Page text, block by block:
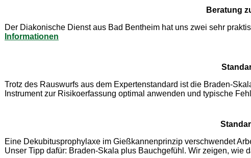
Beratung
Der Diakonische Dienst aus Bad Bentheim hat uns zwei sehr
Informationen
Trotz des Rauswurfs aus dem Expertenstandard ist die Braden-
Instrument zur Risikoerfassung optimal anwenden und typische
Eine Dekubitusprophylaxe im Gießkannenprinzip verschwendet
Unser Tipp dafür: Braden-Skala plus Bauchgefühl. Wir zeigen, wie